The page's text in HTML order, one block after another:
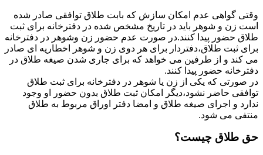
وقتی گواهی عدم امکان سازش که بابت طلاق توافقی صادر شده
است زن و شوهر باید در تاریخ مشخص شده در دفترخانه برای ثبت
طلاق حضور پیدا کنند.در صورت عدم حضور زن وشوهر در دفترخانه
برای ثبت طلاق،دفتردار برای هر دوی زن و شوهر اخطاریه ای صادر
می کند و از طرفین می خواهد که برای جاری شدن صیغه طلاق در
دفترخانه حضور پیدا کنند.
در صورتی که یکی از زن یا شوهر در دفترخانه برای ثبت طلاق
توافقی حاضر نشود،دیگر امکان ثبت طلاق بدون حضور او وجود
ندارد و اجرای صیغه طلاق و امضا دفتر اوراق مربوط به طلاق
منتفی می شود.
حق طلاق چیست؟